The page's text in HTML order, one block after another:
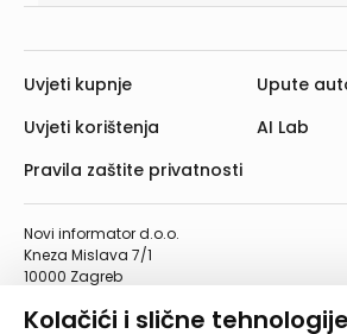
Kolačići i slične tehnologije
Novi informator d.o.o.
Kneza Mislava 7/1
10000 Zagreb
Telefaks: 01/4612-553
Uvjeti kupnje
Uvjeti korištenja
Pravila zaštite privatnosti
Upute
AI Lab